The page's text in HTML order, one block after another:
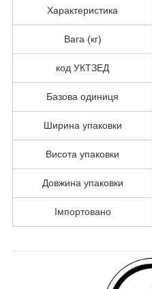
Характеристика
Вага (кг)
код УКТЗЕД
Базова одиниця
Ширина упаковки
Висота упаковки
Довжина упаковки
Імпортовано